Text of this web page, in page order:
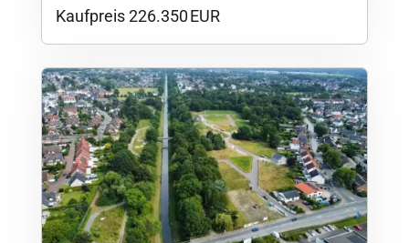
Kaufpreis 226.350 EUR